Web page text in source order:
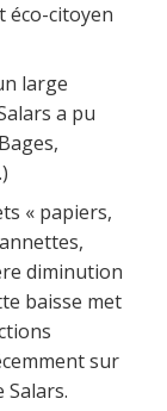
éco-citoyen
large
a pu
« papiers,
diminution
baisse met
sur
Salars.